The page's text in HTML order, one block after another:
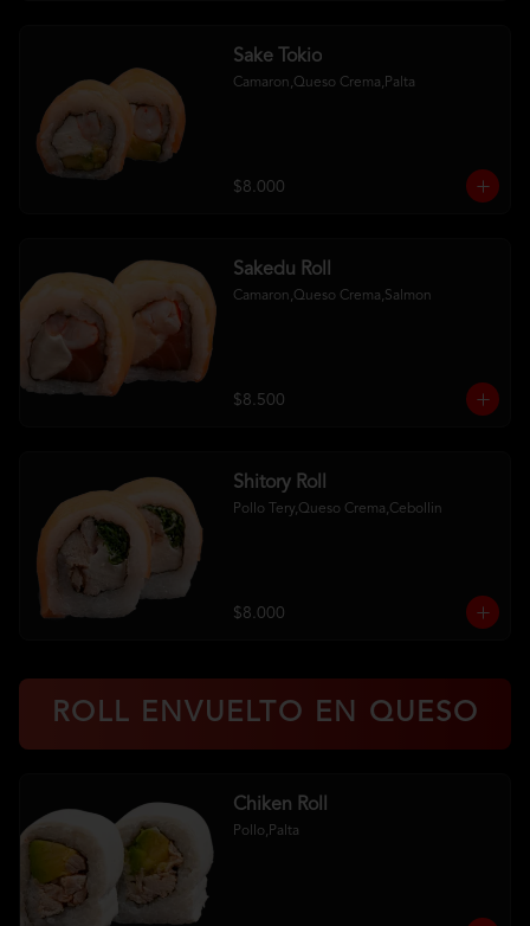
Sake Tokio
Camaron,Queso Crema,Palta
$8.000
Sakedu Roll
Camaron,Queso Crema,Salmon
$8.500
Shitory Roll
Pollo Tery,Queso Crema,Cebollin
$8.000
ROLL ENVUELTO EN QUESO
Chiken Roll
Pollo,Palta